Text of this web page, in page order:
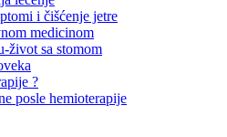
i čišćenje jetre
medicinom
život sa stomom
?
posle hemioterapije